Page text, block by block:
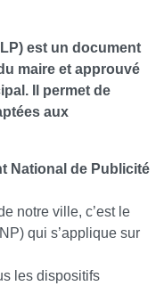
est un document
maire et approuvé
Il permet de
aux
National de Publicité
notre ville, c’est le
qui s’applique sur
les dispositifs